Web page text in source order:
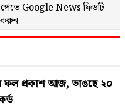
Google Newsফিডটি
ফল প্রকাশ আজ, ভাঙছে ২০